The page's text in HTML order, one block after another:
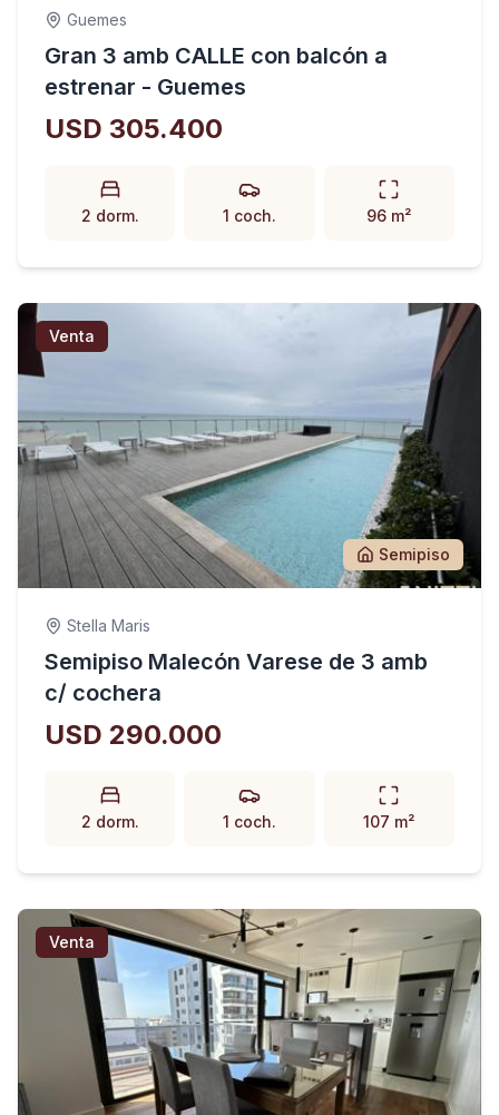
Guemes
Gran 3 amb CALLE con balcón a
estrenar - Guemes
USD 305.400
2 dorm. 1 coch. 96 m²
Venta
Semipiso
Stella Maris
Semipiso Malecón Varese de 3 amb
c/ cochera
USD 290.000
2 dorm. 1 coch. 107 m²
Venta